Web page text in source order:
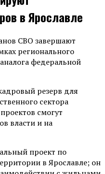
в Ярославле
СВО завершают
регионального
федеральной
резерв для
сектора
смогут
власти и на
проект по
в Ярославле; он